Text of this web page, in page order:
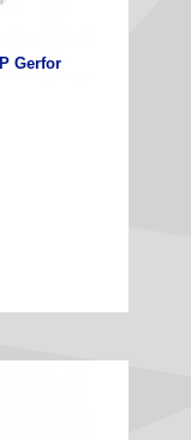
Gerfor